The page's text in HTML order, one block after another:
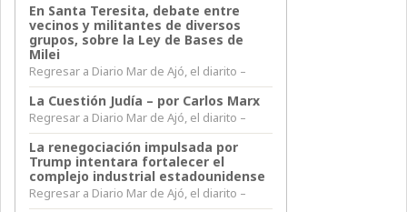
En Santa Teresita, debate entre
vecinos y militantes de diversos
grupos, sobre la Ley de Bases de
Milei
Regresar a Diario Mar de Ajó, el diarito –
La Cuestión Judía – por Carlos Marx
Regresar a Diario Mar de Ajó, el diarito –
La renegociación impulsada por
Trump intentara fortalecer el
complejo industrial estadounidense
Regresar a Diario Mar de Ajó, el diarito –